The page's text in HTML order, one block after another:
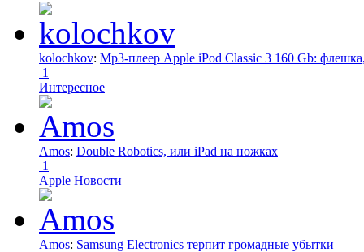
kolochkov: Mp3-плеер Apple iPod Classic 3 160 Gb:
1
Интересное
Amos: Double Robotics, или iPad на ножках
1
Apple Новости
Amos: Samsung Electronics терпит громадные убытки